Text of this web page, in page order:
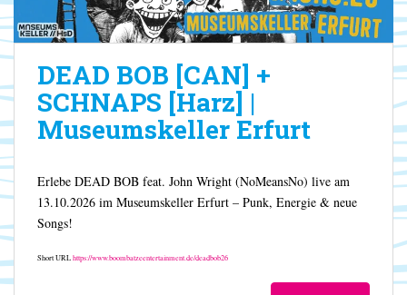
DEAD BOB [CAN] +
SCHNAPS [Harz] |
Museumskeller Erfurt
Erlebe DEAD BOB feat. John Wright (NoMeansNo) live am
13.10.2026 im Museumskeller Erfurt – Punk, Energie & neue
Songs!
Short URLhttps://www.boombatzeentertainment.de/deadbob26